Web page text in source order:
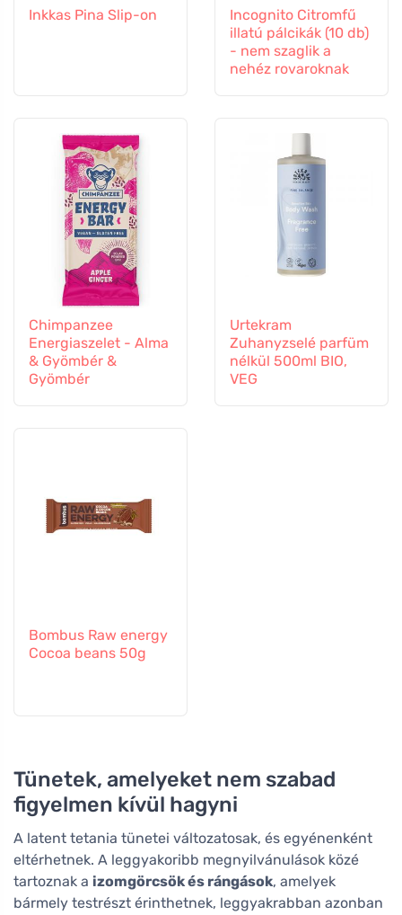
Inkkas Pina Slip-on
Incognito Citromfű
illatú pálcikák (10 db)
- nem szaglik a
nehéz rovaroknak
Chimpanzee
Energiaszelet - Alma
& Gyömbér &
Gyömbér
Urtekram
Zuhanyzselé parfüm
nélkül 500ml BIO,
VEG
Bombus Raw energy
Cocoa beans 50g
Tünetek, amelyeket nem szabad
figyelmen kívül hagyni
A latent tetania tünetei változatosak, és egyénenként
eltérhetnek. A leggyakoribb megnyilvánulások közé
tartoznak a izomgörcsök és rángások, amelyek
bármely testrészt érinthetnek, leggyakrabban azonban